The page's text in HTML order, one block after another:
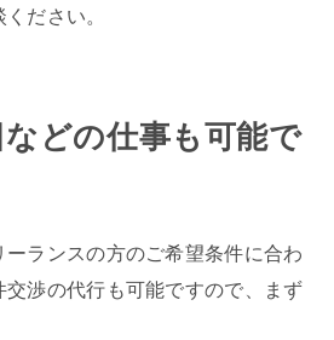
ださい。
どの仕事も可能で
ランスの方のご希望条件に合わ
渉の代行も可能ですので、まず